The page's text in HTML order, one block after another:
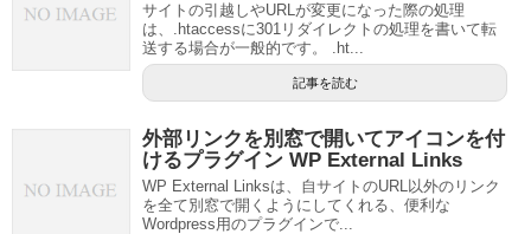
サイトの引越しやURLが変更になった際の処理
は、.htaccessに301リダイレクトの処理を書いて転
送する場合が一般的です。 .ht...
記事を読む
外部リンクを別窓で開いてアイコンを付
けるプラグイン WP External Links
WP External Linksは、自サイトのURL以外のリンク
を全て別窓で開くようにしてくれる、便利な
Wordpress用のプラグインで...